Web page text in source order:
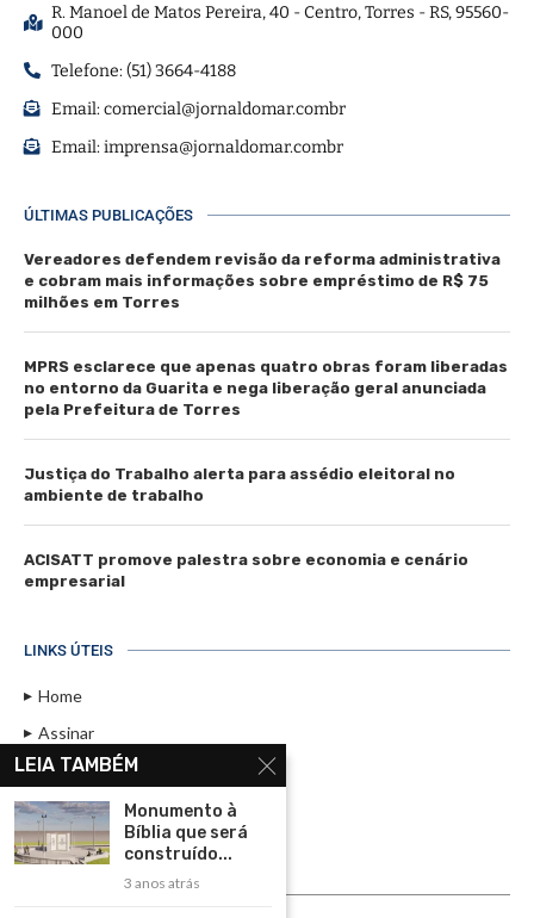
R. Manoel de Matos Pereira, 40 - Centro, Torres - RS, 95560-
000
Telefone: (51) 3664-4188
Email:comercial@jornaldomar.combr
Email:imprensa@jornaldomar.combr
ÚLTIMAS PUBLICAÇÕES
Vereadores defendem revisão da reforma administrativa
e cobram mais informações sobre empréstimo de R$ 75
milhões em Torres
MPRS esclarece que apenas quatro obras foram liberadas
no entorno da Guarita e nega liberação geral anunciada
pela Prefeitura de Torres
Justiça do Trabalho alerta para assédio eleitoral no
ambiente de trabalho
ACISATT promove palestra sobre economia e cenário
empresarial
LINKS ÚTEIS
Home
Assinar
Contato
Política de Privacidade
Rádio Maristela - Ao Vivo
LEIA TAMBÉM
Monumento à
Bíblia que será
construído...
3 anos atrás